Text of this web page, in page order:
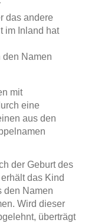
das andere
im Inland hat
den Namen
mit
eine
aus den
der Geburt des
das Kind
den Namen
Wird dieser
überträgt